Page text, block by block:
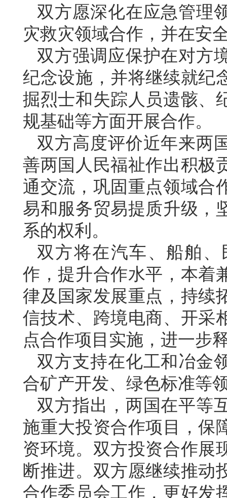
双方愿深化在应急管理
灾救灾领域合作，并在安
双方强调应保护在对方
纪念设施，并将继续就纪
掘烈士和失踪人员遗骸、
规基础等方面开展合作。
双方高度评价近年来两
善两国人民福祉作出积极
通交流，巩固重点领域合
易和服务贸易提质升级，
系的权利。
双方将在汽车、船舶
作，提升合作水平，本着
律及国家发展重点，持续
信技术、跨境电商、开采
点合作项目实施，进一步
双方支持在化工和冶金
合矿产开发、绿色标准等
双方指出，两国在平等
施重大投资合作项目，保
资环境。双方投资合作展
断推进。双方愿继续推动
合作委员会工作，更好发